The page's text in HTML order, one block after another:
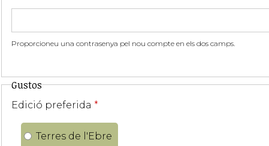
Proporcioneu una contrasenya pel nou compte en els dos camps.
Gustos
Edició preferida *
Terres de l'Ebre